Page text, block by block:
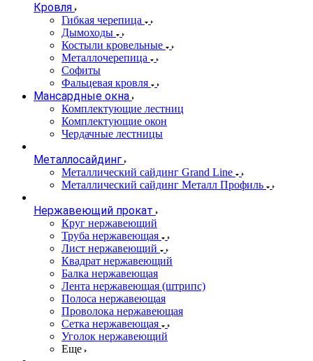
Кровля
Гибкая черепица
Дымоходы
Костыли кровельные
Металлочерепица
Софиты
Фальцевая кровля
Мансардные окна
Комплектующие лестниц
Комплектующие окон
Чердачные лестницы
Металлосайдинг
Металлический сайдинг Grand Line
Металлический сайдинг Металл Профиль
Нержавеющий прокат
Круг нержавеющий
Труба нержавеющая
Лист нержавеющий
Квадрат нержавеющий
Балка нержавеющая
Лента нержавеющая (штрипс)
Полоса нержавеющая
Проволока нержавеющая
Сетка нержавеющая
Уголок нержавеющий
Еще